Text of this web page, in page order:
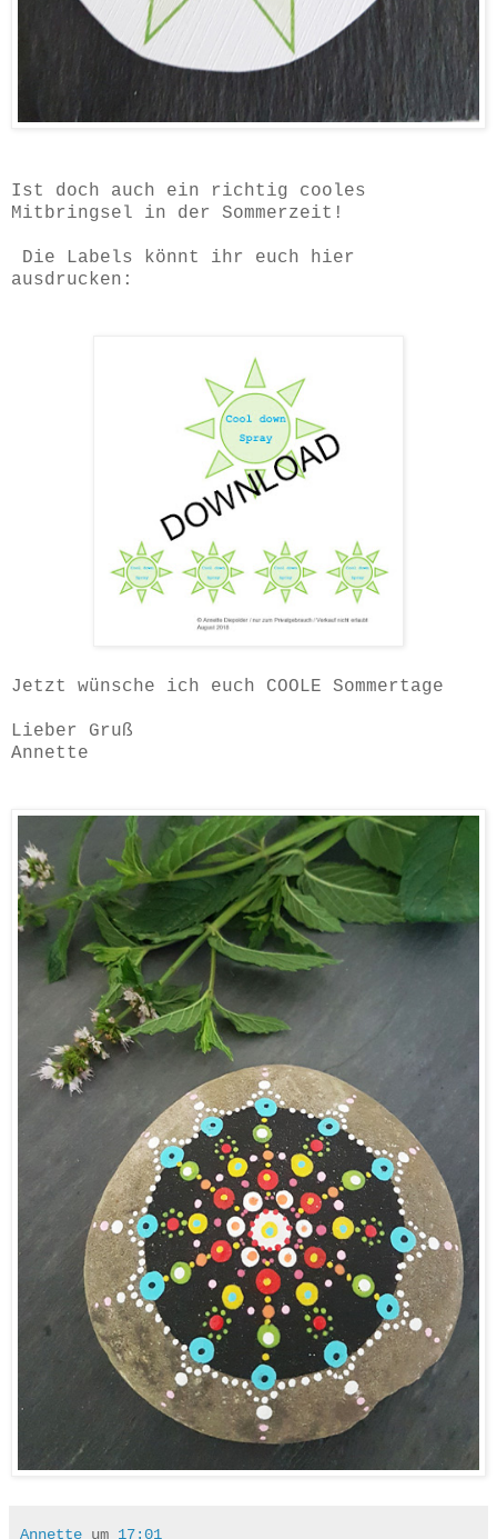
Ist doch auch ein richtig cooles
Mitbringsel in der Sommerzeit!
Die Labels könnt ihr euch hier
ausdrucken:
Jetzt wünsche ich euch COOLE Sommertage
Lieber Gruß
Annette
Annette um 17:01